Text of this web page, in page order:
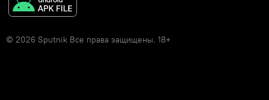
© 2026 Sputnik Все права защищены. 18+